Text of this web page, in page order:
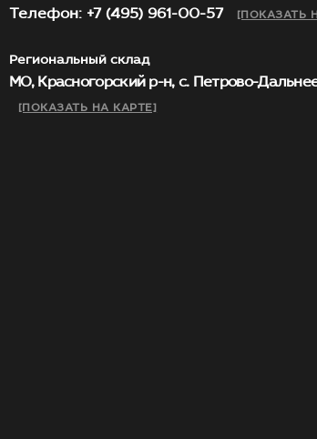
Телефон: +7 (495) 961-00-57
[ПОКАЗАТЬ
Региональный склад
МО, Красногорский р-н, с. Петрово-
[ПОКАЗАТЬ НА КАРТЕ]